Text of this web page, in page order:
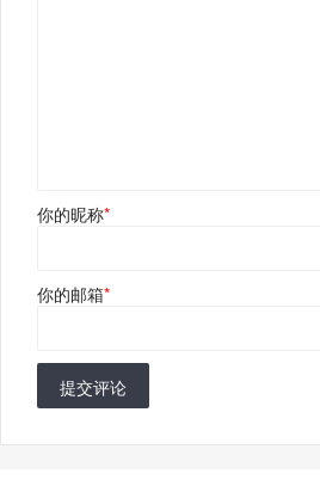
你的昵称*
你的邮箱*
提交评论